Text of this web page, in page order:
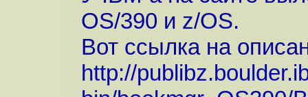
OS/390 и z/OS.
Вот ссылка на
http://